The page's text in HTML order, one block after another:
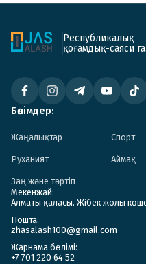
Республикалық
қоғамдық-саяси
Бөлімдер:
Жаңалықтар Спорт
Руханият Аймақ
Заң және тәртіп
Мекенжай:
Алматы қаласы. Жібек жолы
Пошта:
zhasalash100@gmail.com
Жарнама бөлімі:
+7 701 220 64 52